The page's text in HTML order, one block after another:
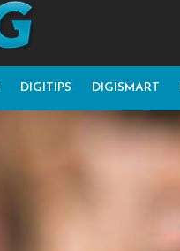
DIGITIPS DIGISMART